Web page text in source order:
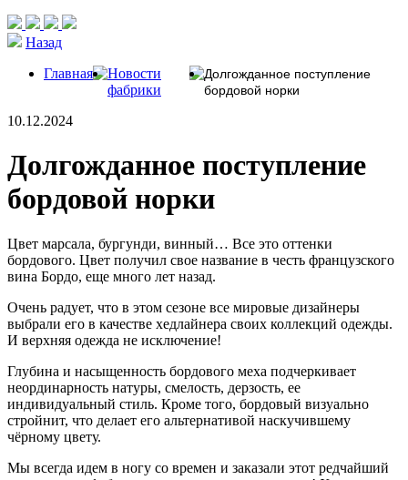
Назад
Главная
Новости
фабрики
Долгожданное поступление
бордовой норки
10.12.2024
Долгожданное поступление
бордовой норки
Цвет марсала, бургунди, винный… Все это оттенки
бордового. Цвет получил свое название в честь французского
вина Бордо, еще много лет назад.
Очень радует, что в этом сезоне все мировые дизайнеры
выбрали его в качестве хедлайнера своих коллекций одежды.
И верхняя одежда не исключение!
Глубина и насыщенность бордового меха подчеркивает
неординарность натуры, смелость, дерзость, ее
индивидуальный стиль. Кроме того, бордовый визуально
стройнит, что делает его альтернативой наскучившему
чёрному цвету.
Мы всегда идем в ногу со времен и заказали этот редчайший